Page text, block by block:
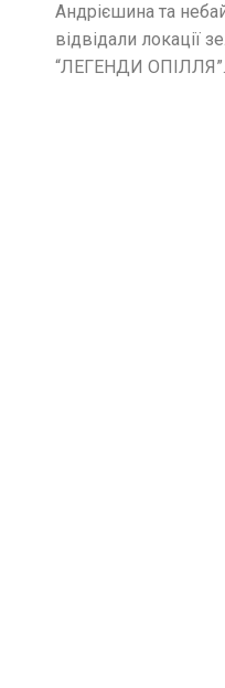
Андрієшина та
відвідали локації
“ЛЕГЕНДИ ОПІЛЛЯ”.